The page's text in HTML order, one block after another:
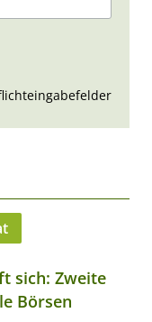
sich: Zweite
Börsen